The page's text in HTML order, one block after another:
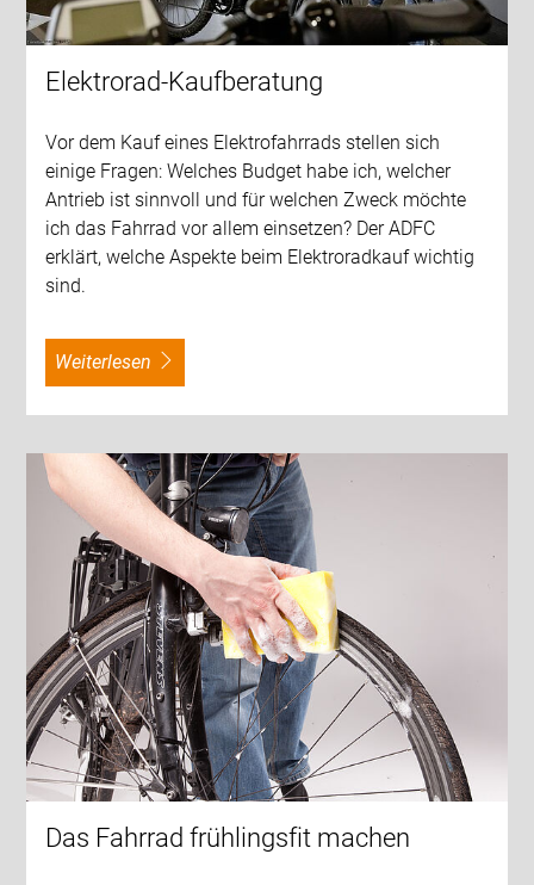
Elektrorad-Kaufberatung
Vor dem Kauf eines Elektrofahrrads stellen sich
einige Fragen: Welches Budget habe ich, welcher
Antrieb ist sinnvoll und für welchen Zweck möchte
ich das Fahrrad vor allem einsetzen? Der ADFC
erklärt, welche Aspekte beim Elektroradkauf wichtig
sind.
weiterlesen
Das Fahrrad frühlingsfit machen